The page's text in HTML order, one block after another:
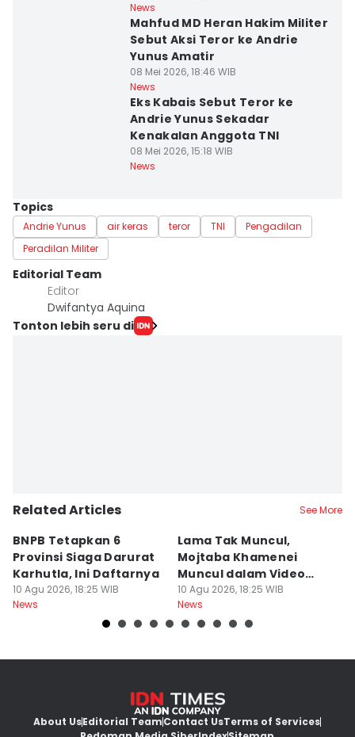
News
Mahfud MD Heran Hakim Militer
Sebut Aksi Teror ke Andrie
Yunus Amatir
08 Mei 2026, 18:46 WIB
News
Eks Kabais Sebut Teror ke
Andrie Yunus Sekadar
Kenakalan Anggota TNI
08 Mei 2026, 15:18 WIB
News
Topics
Andrie Yunus air keras teror TNI
Pengadilan
Peradilan Militer
Editorial Team
Editor
Dwifantya Aquina
Tonton lebih seru di
Related Articles See More
BNPB Tetapkan 6
Provinsi Siaga Darurat
Karhutla, Ini Daftarnya
10 Agu 2026, 18:25 WIB
News
Lama Tak Muncul,
Mojtaba Khamenei
Muncul dalam Video
Perdana 13 Detik
10 Agu 2026, 18:25 WIB
News
About UsEditorial TeamContact UsTerms of Services